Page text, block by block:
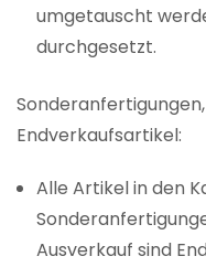
umgetauscht
durchgesetzt.
Endverkaufsartikel:
Alle Artikel in den
Ausverkauf sind